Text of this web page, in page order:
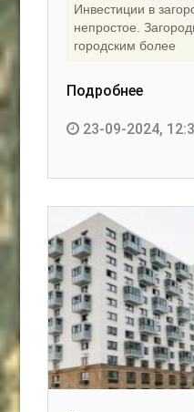
Инвестиции в
непростое.
городским более
Подробнее
23-09-2024,